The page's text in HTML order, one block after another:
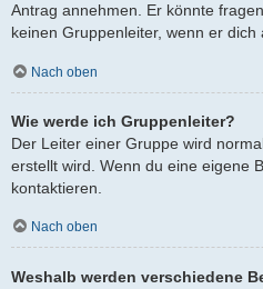
Antrag annehmen. Er könnte
keinen Gruppenleiter, wenn er
Nach oben
Wie werde ich Gruppenleiter?
Der Leiter einer Gruppe wird
erstellt wird. Wenn du eine eigene
kontaktieren.
Nach oben
Weshalb werden verschiedene